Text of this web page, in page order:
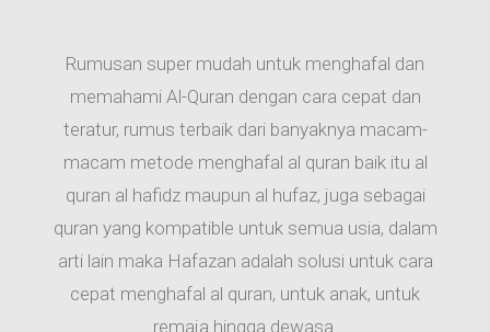
Rumusan super mudah untuk menghafal dan
memahami Al-Quran dengan cara cepat dan
teratur, rumus terbaik dari banyaknya macam-
macam metode menghafal al quran baik itu al
quran al hafidz maupun al hufaz, juga sebagai
quran yang kompatible untuk semua usia, dalam
arti lain maka Hafazan adalah solusi untuk cara
cepat menghafal al quran, untuk anak, untuk
remaja hingga dewasa.